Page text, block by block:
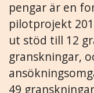
pengar är en
pilotprojekt
ut stöd till 12
granskningar,
49